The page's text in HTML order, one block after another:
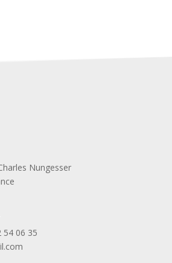
Nungesser
54 06 35